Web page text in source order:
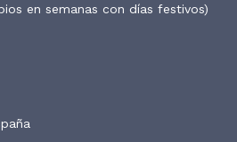
en semanas con días festivos)